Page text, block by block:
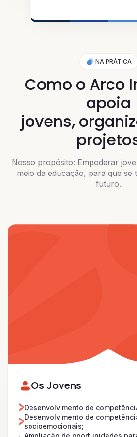
NA PRÁTICA
Como o Arco
apoia
jovens,
Nosso propósito: Empoderar
meio da educação, para que se
futuro.
Os Jovens
Desenvolvimento de
Desenvolvimento de
socioemocionais;
Ampliação de oportunidades